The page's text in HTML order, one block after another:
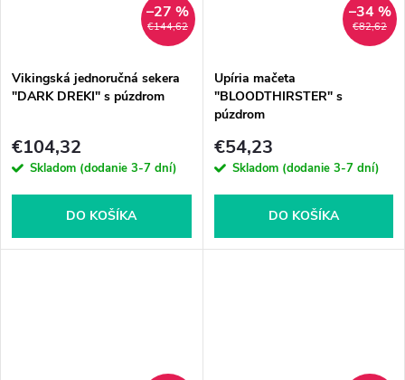
€144,62
–27 %
Vikingská jednoručná sekera
"DARK DREKI" s púzdrom
€104,32
Skladom (dodanie 3-7 dní)
DO KOŠÍKA
€82,62
–34 %
Upíria mačeta
"BLOODTHIRSTER" s
púzdrom
€54,23
Skladom (dodanie 3-7 dní)
DO KOŠÍKA